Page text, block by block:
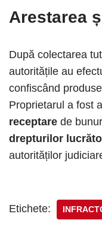
Arestarea
După colectarea
autoritățile au
confiscând
Proprietarul a fost
receptare de
drepturilor
autorităților
Etichete: